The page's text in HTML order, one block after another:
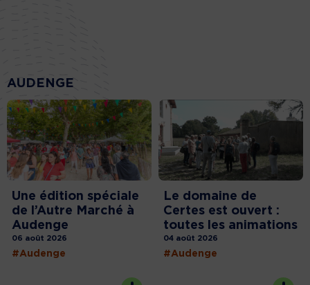
AUDENGE
Une édition spéciale
de l’Autre Marché à
Audenge
06 août 2026
#Audenge
Le domaine de
Certes est ouvert :
toutes les animations
04 août 2026
#Audenge